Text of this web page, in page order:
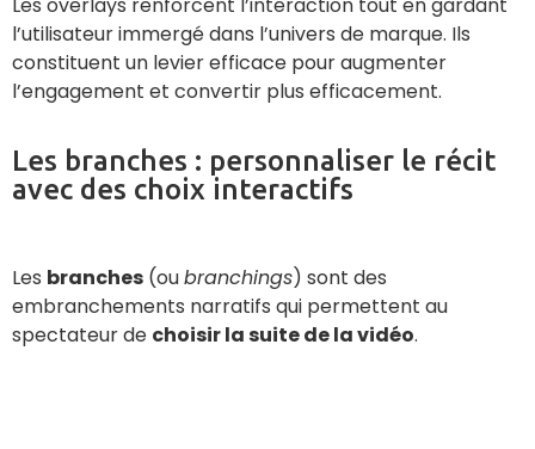
l’utilisateur immergé dans l’univers de marque. Ils
constituent un levier efficace pour augmenter
l’engagement et convertir plus efficacement.
Les branches : personnaliser le récit
avec des choix interactifs
Les branches (oubranchings) sont des
embranchements narratifs qui permettent au
spectateur de choisir la suite de la vidéo.